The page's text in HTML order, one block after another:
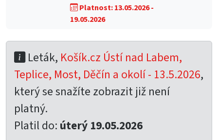
Platnost: 13.05.2026 -
19.05.2026
Leták, Košík.cz Ústí nad Labem,
Teplice, Most, Děčín a okolí - 13.5.2026,
který se snažíte zobrazit již není
platný.
Platil do: úterý 19.05.2026